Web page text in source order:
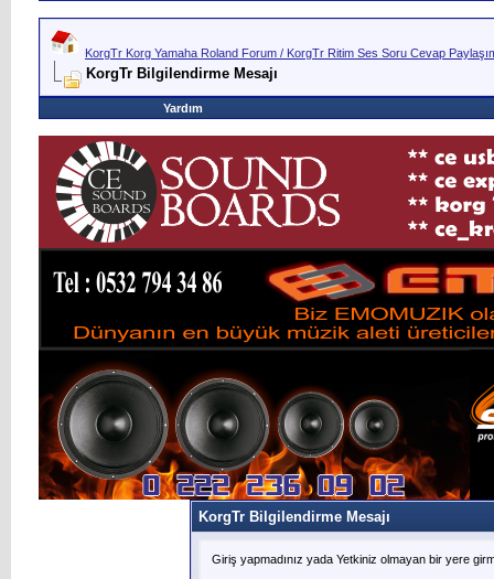
KorgTr Korg Yamaha Roland Forum / KorgTr Ritim Ses Soru Cevap
KorgTr Bilgilendirme Mesajı
Yardım
KorgTr Bilgilendirme Mesajı
Giriş yapmadınız yada Yetkiniz olmayan bir yere